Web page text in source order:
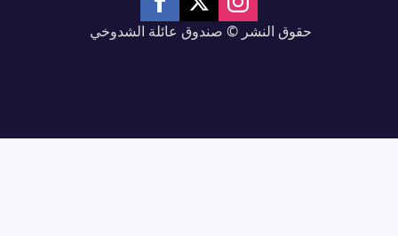
حقوق النشر © صندوق عائلة الشدوخي